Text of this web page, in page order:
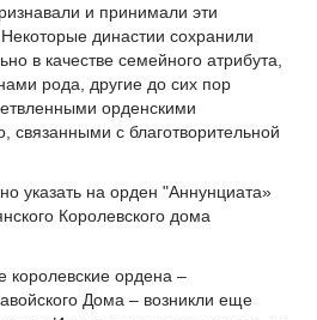
и принимали эти
династии сохранили
в качестве семейного атрибута,
рода, другие до сих пор
орденскими
связанными с благотворительной
указать на орден "Аннунциата»
Королевского дома
королевские ордена –
Дома – возникли еще